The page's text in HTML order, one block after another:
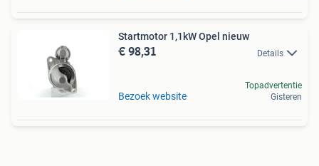
Startmotor 1,1kW Opel nieuw
€ 98,31 Details
Bezoek website
Topadvertentie
Gisteren